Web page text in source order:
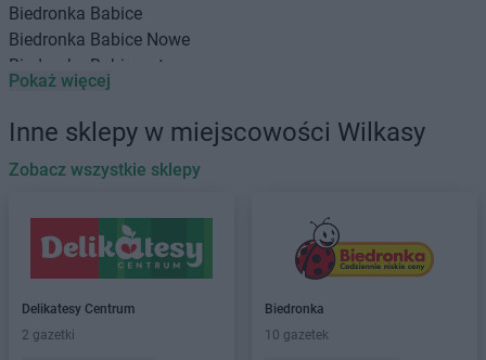
Biedronka Babice
Biedronka Babice Nowe
Biedronka
Babimost
Biedronka Baborów
Biedronka Banie
Biedronka Banie Mazurskie
Biedronka Banino
Biedronka Baranowo
Biedronka Barciany
Biedronka Barcin
Biedronka
Barczewo
Biedronka
Pokaż więcej
Inne sklepy w miejscowości Wilkasy
Zobacz wszystkie sklepy
Delikatesy Centrum
2 gazetki
Biedronka
10 gazetek